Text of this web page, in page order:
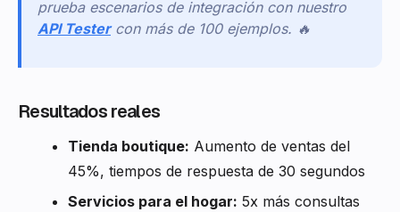
prueba escenarios de integración con nuestro
API Tester con más de 100 ejemplos. 🔥
Resultados reales
Tienda boutique: Aumento de ventas del
45%, tiempos de respuesta de 30 segundos
Servicios para el hogar: 5x más consultas